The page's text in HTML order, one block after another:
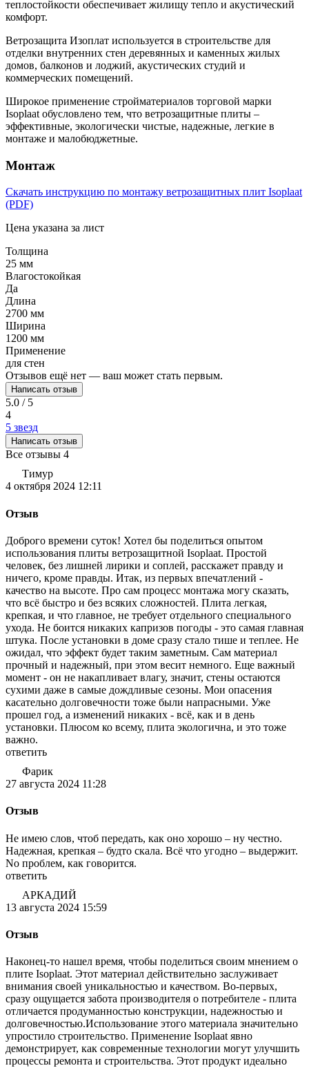
теплостойкости обеспечивает жилищу тепло и акустический
комфорт.
Ветрозащита Изоплат используется в строительстве для
отделки внутренних стен деревянных и каменных жилых
домов, балконов и лоджий, акустических студий и
коммерческих помещений.
Широкое применение стройматериалов торговой марки
Isoplaat обусловлено тем, что ветрозащитные плиты –
эффективные, экологически чистые, надежные, легкие в
монтаже и малобюджетные.
Монтаж
Скачать инструкцию по монтажу ветрозащитных плит Isoplaat
(PDF)
Цена указана за лист
Толщина
25 мм
Влагостокойкая
Да
Длина
2700 мм
Ширина
1200 мм
Применение
для стен
Отзывов ещё нет — ваш может стать первым.
Написать отзыв
5.0 / 5
4
5 звезд
Написать отзыв
Все отзывы 4
Тимур
4 октября 2024 12:11
Отзыв
Доброго времени суток! Хотел бы поделиться опытом
использования плиты ветрозащитной Isoplaat. Простой
человек, без лишней лирики и соплей, расскажет правду и
ничего, кроме правды. Итак, из первых впечатлений -
качество на высоте. Про сам процесс монтажа могу сказать,
что всё быстро и без всяких сложностей. Плита легкая,
крепкая, и что главное, не требует отдельного специального
ухода. Не боится никаких капризов погоды - это самая главная
штука. После установки в доме сразу стало тише и теплее. Не
ожидал, что эффект будет таким заметным. Сам материал
прочный и надежный, при этом весит немного. Еще важный
момент - он не накапливает влагу, значит, стены остаются
сухими даже в самые дождливые сезоны. Мои опасения
касательно долговечности тоже были напрасными. Уже
прошел год, а изменений никаких - всё, как и в день
установки. Плюсом ко всему, плита экологична, и это тоже
важно.
ответить
Фарик
27 августа 2024 11:28
Отзыв
Не имею слов, чтоб передать, как оно хорошо – ну честно.
Надежная, крепкая – будто скала. Всё что угодно – выдержит.
No проблем, как говорится.
ответить
АРКАДИЙ
13 августа 2024 15:59
Отзыв
Наконец-то нашел время, чтобы поделиться своим мнением о
плите Isoplaat. Этот материал действительно заслуживает
внимания своей уникальностью и качеством. Во-первых,
сразу ощущается забота производителя о потребителе - плита
отличается продуманностью конструкции, надежностью и
долговечностью.Использование этого материала значительно
упростило строительство. Применение Isoplaat явно
демонстрирует, как современные технологии могут улучшить
процессы ремонта и строительства. Этот продукт идеально